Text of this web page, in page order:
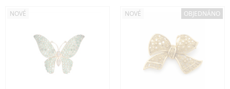
NOVÉ NOVÉ OBJEDNÁNO